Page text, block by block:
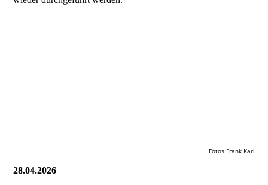
Fotos Frank Karl
28.04.2026